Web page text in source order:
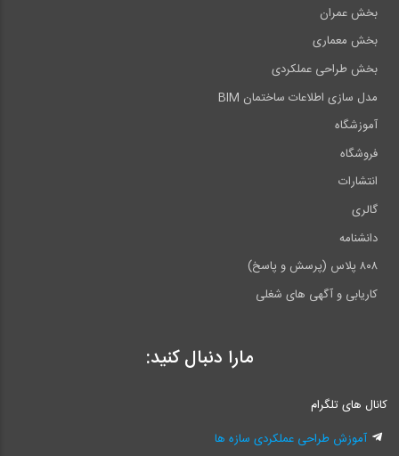
بخش عمران
بخش معماری
بخش طراحی عملکردی
مدل سازی اطلاعات ساختمان BIM
آموزشگاه
فروشگاه
انتشارات
گالری
دانشنامه
۸۰۸ پلاس (پرسش و پاسخ)
کاریابی و آگهی های شغلی
مارا دنبال کنید:
کانال های تلگرام
آموزش طراحی عملکردی سازه ها